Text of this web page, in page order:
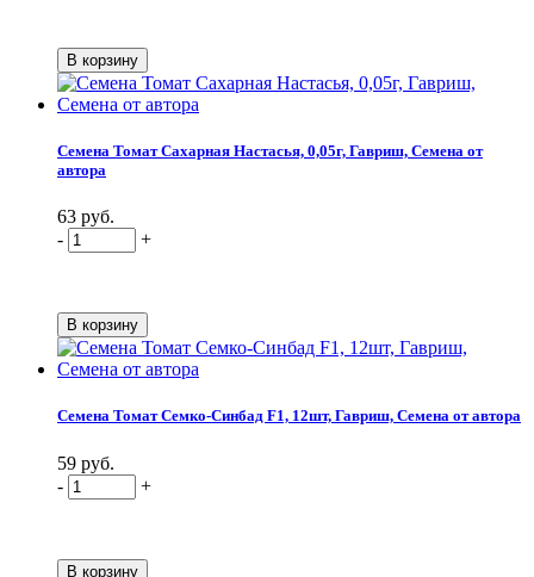
Семена Томат Сахарная Настасья, 0,05г, Гавриш, Семена от
автора
63 руб.
-
+
Семена Томат Семко-Синбад F1, 12шт, Гавриш, Семена от автора
59 руб.
-
+